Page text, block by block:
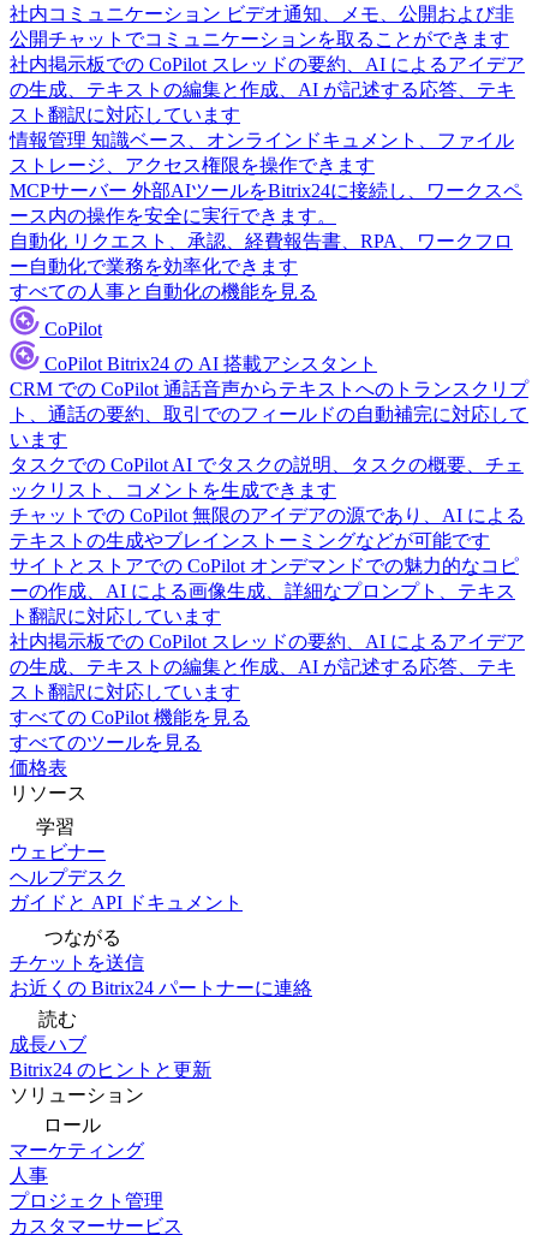
社内コミュニケーション ビデオ通知、メモ、公開および非
公開チャットでコミュニケーションを取ることができます
社内掲示板での CoPilot スレッドの要約、AI によるアイデア
の生成、テキストの編集と作成、AI が記述する応答、テキ
スト翻訳に対応しています
情報管理 知識ベース、オンラインドキュメント、ファイル
ストレージ、アクセス権限を操作できます
MCPサーバー 外部AIツールをBitrix24に接続し、ワークスペ
ース内の操作を安全に実行できます。
自動化 リクエスト、承認、経費報告書、RPA、ワークフロ
ー自動化で業務を効率化できます
すべての人事と自動化の機能を見る
CoPilot
CoPilot Bitrix24 の AI 搭載アシスタント
CRM での CoPilot 通話音声からテキストへのトランスクリプ
ト、通話の要約、取引でのフィールドの自動補完に対応して
います
タスクでの CoPilot AI でタスクの説明、タスクの概要、チェ
ックリスト、コメントを生成できます
チャットでの CoPilot 無限のアイデアの源であり、AI による
テキストの生成やブレインストーミングなどが可能です
サイトとストアでの CoPilot オンデマンドでの魅力的なコピ
ーの作成、AI による画像生成、詳細なプロンプト、テキス
ト翻訳に対応しています
社内掲示板での CoPilot スレッドの要約、AI によるアイデア
の生成、テキストの編集と作成、AI が記述する応答、テキ
スト翻訳に対応しています
すべての CoPilot 機能を見る
すべてのツールを見る
価格表
リソース
学習
ウェビナー
ヘルプデスク
ガイドと API ドキュメント
つながる
チケットを送信
お近くの Bitrix24 パートナーに連絡
読む
成長ハブ
Bitrix24 のヒントと更新
ソリューション
ロール
マーケティング
人事
プロジェクト管理
カスタマーサービス